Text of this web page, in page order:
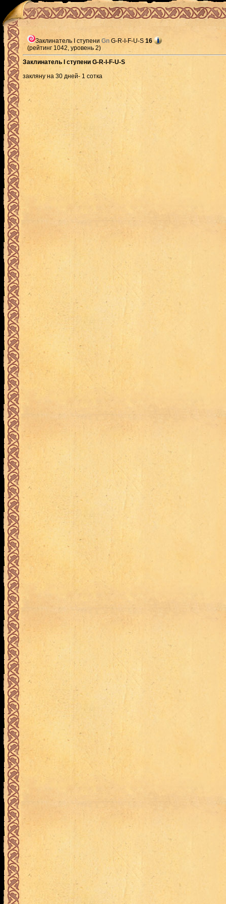
Заклинатель I ступени Gn G-R-I-F-U-S 16
(рейтинг 1042, уровень 2)
Заклинатель I ступени G-R-I-F-U-S
закляну на 30 дней- 1 сотка